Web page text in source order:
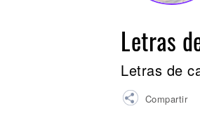
Letras
Letras de
Compartir